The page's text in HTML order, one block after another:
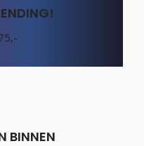
BINNEN